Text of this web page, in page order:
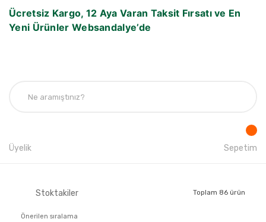
Ücretsiz Kargo, 12 Aya Varan Taksit Fırsatı ve En
Yeni Ürünler Websandalye’de
Üyelik Sepetim
Stoktakiler Toplam 86 ürün